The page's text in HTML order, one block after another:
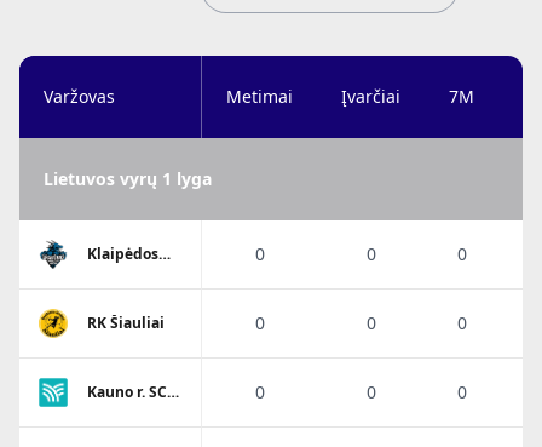
Varžovas Metimai Įvarčiai 7M
Lietuvos vyrų 1 lyga
Klaipėdos
SC/Dragūnas
0 0 0
RK Šiauliai 0 0 0
Kauno r. SC-
0 0 0